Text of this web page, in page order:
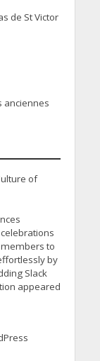
de St Victor
anciennes
of
to
by
Slack
appeared